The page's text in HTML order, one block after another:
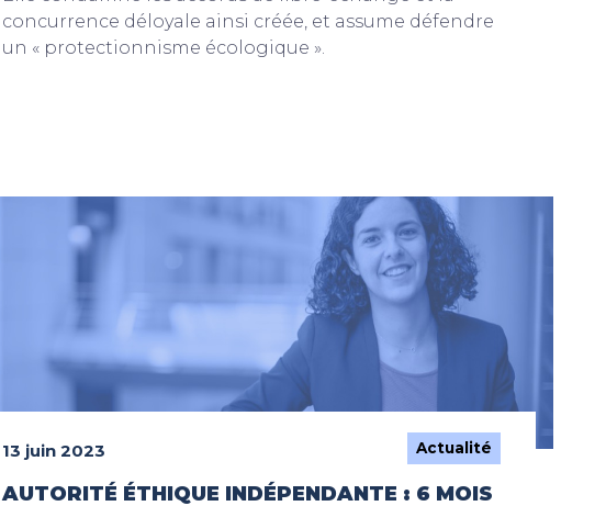
concurrence déloyale ainsi créée, et assume défendre
un « protectionnisme écologique ».
13 juin 2023 Actualité
AUTORITÉ ÉTHIQUE INDÉPENDANTE : 6 MOIS